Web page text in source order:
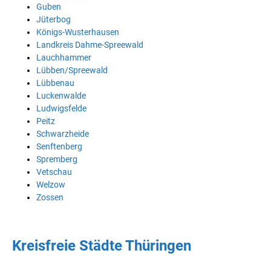
Guben
Jüterbog
Königs-Wusterhausen
Landkreis Dahme-Spreewald
Lauchhammer
Lübben/Spreewald
Lübbenau
Luckenwalde
Ludwigsfelde
Peitz
Schwarzheide
Senftenberg
Spremberg
Vetschau
Welzow
Zossen
Kreisfreie Städte Thüringen